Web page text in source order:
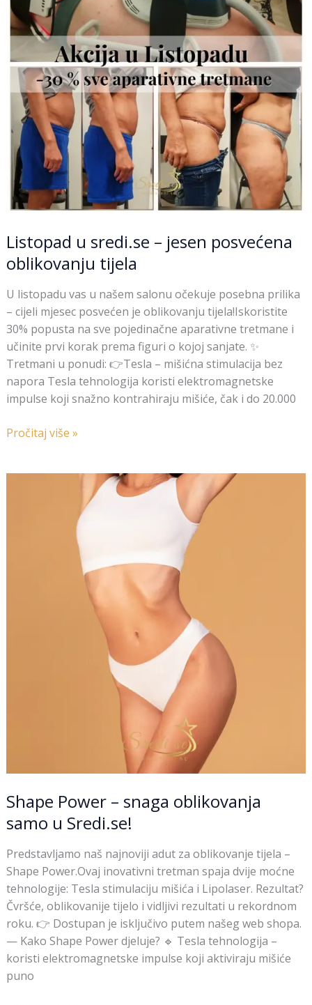
Listopad u sredi.se – jesen posvećena
oblikovanju tijela
U listopadu vas u našem salonu očekuje posebna prilika
– cijeli mjesec posvećen je oblikovanju tijela!Iskoristite
30% popusta na sve pojedinačne aparativne tretmane i
učinite prvi korak prema figuri o kojoj sanjate. ✨
Tretmani u ponudi: 👉Tesla – mišićna stimulacija bez
napora Tesla tehnologija koristi elektromagnetske
impulse koji snažno kontrahiraju mišiće, čak i do 20.000
posvećena
oblikovanju
Pročitaj više »
Shape Power – snaga oblikovanja
samo u Sredi.se!
Predstavljamo naš najnoviji adut za oblikovanje tijela –
Shape Power.Ovaj inovativni tretman spaja dvije moćne
tehnologije: Tesla stimulaciju mišića i Lipolaser. Rezultat?
Čvršće, oblikovanije tijelo i vidljivi rezultati u rekordnom
roku. 👉 Dostupan je isključivo putem našeg web shopa.
— Kako Shape Power djeluje? 🔹 Tesla tehnologija –
koristi elektromagnetske impulse koji aktiviraju mišiće
puno